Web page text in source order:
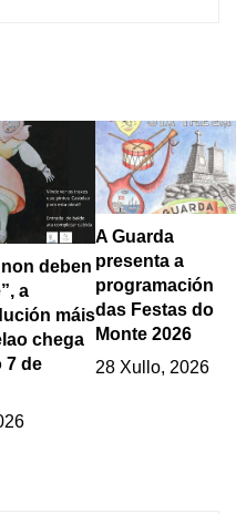
ANUAIS
PROGRAMADAS
POLA OMIX
deben
a
máis
chega
7 de
A Guarda
presenta a
programación
das Festas do
Monte 2026
28 Xullo, 2026